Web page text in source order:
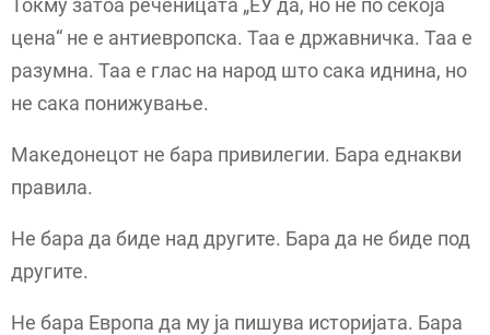
Токму затоа реченицата „ЕУ да, но не по секоја
цена“ не е антиевропска. Таа е државничка. Таа е
разумна. Таа е глас на народ што сака иднина, но
не сака понижување.
Македонецот не бара привилегии. Бара еднакви
правила.
Не бара да биде над другите. Бара да не биде под
другите.
Не бара Европа да му ја пишува историјата. Бара